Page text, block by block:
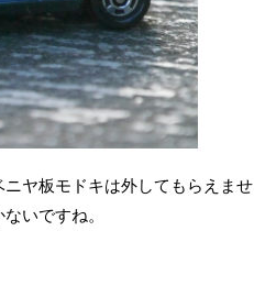
ヤ板モドキは外してもらえませ
いですね。